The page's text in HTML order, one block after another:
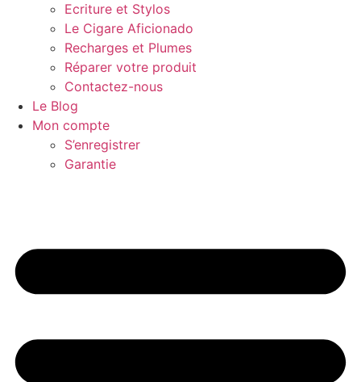
Ecriture et Stylos
Le Cigare Aficionado
Recharges et Plumes
Réparer votre produit
Contactez-nous
Le Blog
Mon compte
S’enregistrer
Garantie